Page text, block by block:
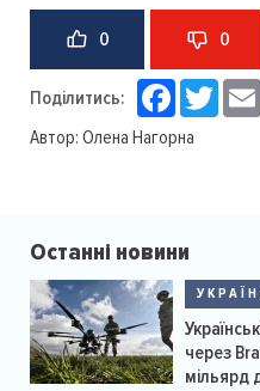
0 0
Поділитись: Facebook
Twitter
Автор: Олена Нагорна
Останні новини
через
мільярд